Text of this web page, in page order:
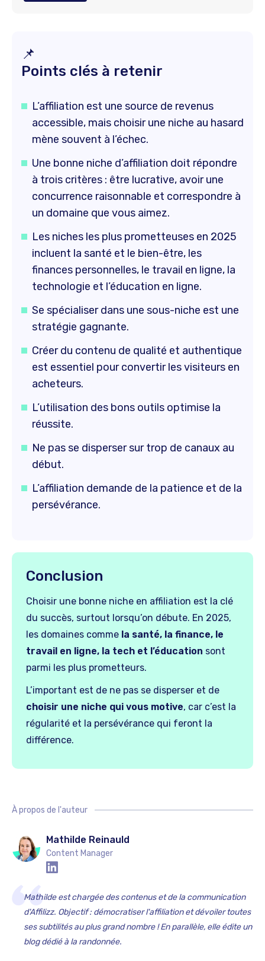
📌
Points clés à retenir
L’affiliation est une source de revenus
accessible, mais choisir une niche au hasard
mène souvent à l’échec.
Une bonne niche d’affiliation doit répondre
à trois critères : être lucrative, avoir une
concurrence raisonnable et correspondre à
un domaine que vous aimez.
Les niches les plus prometteuses en 2025
incluent la santé et le bien-être, les
finances personnelles, le travail en ligne, la
technologie et l’éducation en ligne.
Se spécialiser dans une sous-niche est une
stratégie gagnante.
Créer du contenu de qualité et authentique
est essentiel pour convertir les visiteurs en
acheteurs.
L’utilisation des bons outils optimise la
réussite.
Ne pas se disperser sur trop de canaux au
début.
L’affiliation demande de la patience et de la
persévérance.
Conclusion
Choisir une bonne niche en affiliation est la clé
du succès, surtout lorsqu’on débute. En 2025,
les domaines comme la santé, la finance, le
travail en ligne, la tech et l’éducation sont
parmi les plus prometteurs.
L’important est de ne pas se disperser et de
choisir une niche qui vous motive, car c’est la
régularité et la persévérance qui feront la
différence.
À propos de l'auteur
Mathilde Reinauld
Content Manager
Mathilde est chargée des contenus et de la communication
d'Affilizz. Objectif : démocratiser l'affiliation et dévoiler toutes
ses subtilités au plus grand nombre ! En parallèle, elle édite un
blog dédié à la randonnée.